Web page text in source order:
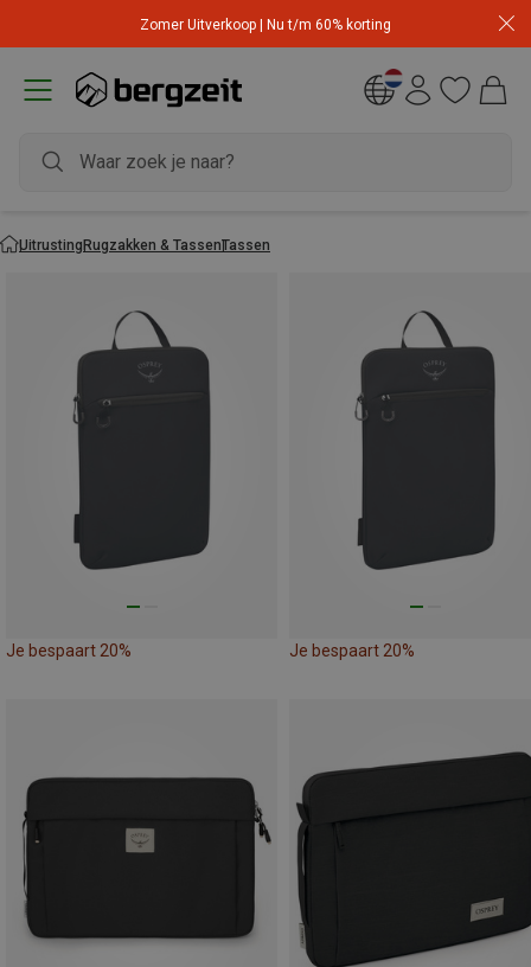
Zomer Uitverkoop | Nu t/m 60% korting
UitrustingRugzakken & TassenTassen
Je bespaart 20% Je bespaart 20%